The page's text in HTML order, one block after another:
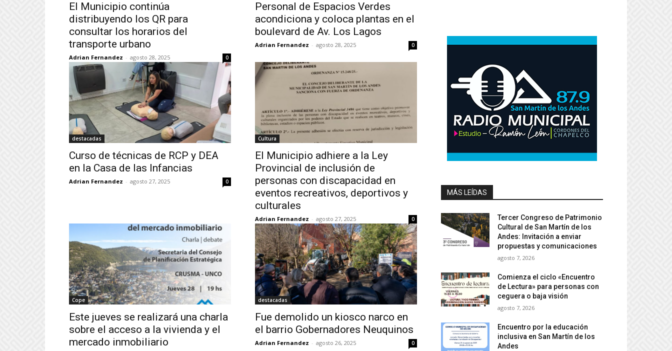
El Municipio continúa
distribuyendo los QR para
consultar los horarios del
transporte urbano
Adrian Fernandez - agosto 28, 2025 0
Personal de Espacios Verdes
acondiciona y coloca plantas en el
boulevard de Av. Los Lagos
Adrian Fernandez - agosto 28, 2025 0
destacadas
Curso de técnicas de RCP y DEA
en la Casa de las Infancias
Adrian Fernandez - agosto 27, 2025 0
Cultura
El Municipio adhiere a la Ley
Provincial de inclusión de
personas con discapacidad en
eventos recreativos, deportivos y
culturales
Adrian Fernandez - agosto 27, 2025 0
Cope
Este jueves se realizará una charla
sobre el acceso a la vivienda y el
mercado inmobiliario
destacadas
Fue demolido un kiosco narco en
el barrio Gobernadores Neuquinos
Adrian Fernandez - agosto 26, 2025 0
MÁS LEÍDAS
Tercer Congreso de Patrimonio
Cultural de San Martín de los
Andes: Invitación a enviar
propuestas y comunicaciones
agosto 7, 2026
Comienza el ciclo «Encuentro
de Lectura» para personas con
ceguera o baja visión
agosto 7, 2026
Encuentro por la educación
inclusiva en San Martín de los
Andes